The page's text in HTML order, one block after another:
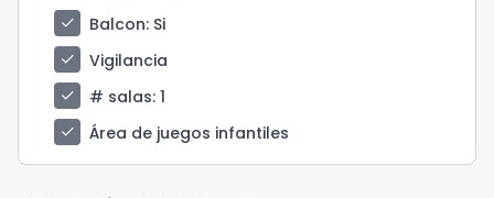
check
Balcon: Si
check
Vigilancia
check
# salas: 1
check
Área de juegos infantiles